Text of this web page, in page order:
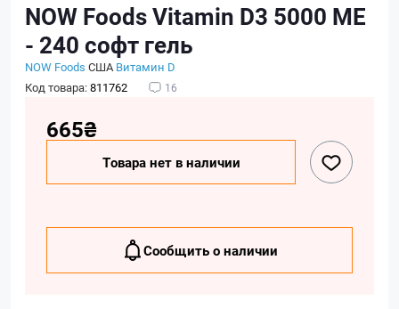
NOW Foods Vitamin D3 5000 ME
- 240 софт гель
NOW Foods США Витамин D
Код товара:811762 16
665₴
Товара нет в наличии
Сообщить о наличии